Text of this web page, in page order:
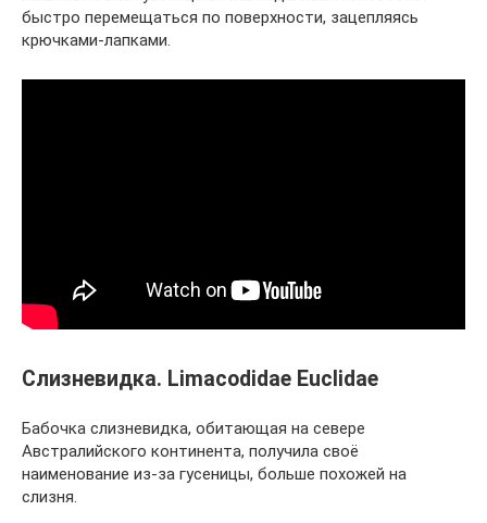
быстро перемещаться по поверхности, зацепляясь
крючками-лапками.
Слизневидка. Limacodidae Euclidae
Бабочка слизневидка, обитающая на севере
Австралийского континента, получила своё
наименование из-за гусеницы, больше похожей на
слизня.